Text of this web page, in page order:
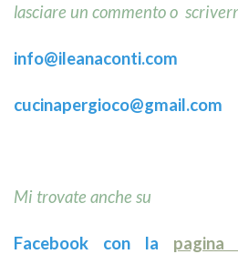
lasciare un commento o
info@ileanaconti.com
cucinapergioco@gmail.com
Mi trovate anche su
Facebook con la